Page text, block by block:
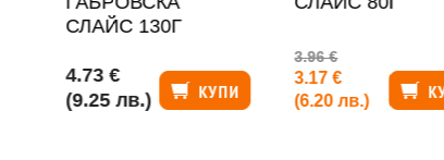
СЛАЙС 130Г
4.73 €
(9.25 лв.)
КУПИ
3.96 €
3.17 €
(6.20 лв.)